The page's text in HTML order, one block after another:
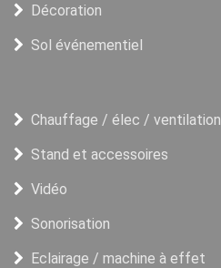
Décoration
Sol événementiel
Chauffage / élec / ventilation
Stand et accessoires
Vidéo
Sonorisation
Eclairage / machine à effet